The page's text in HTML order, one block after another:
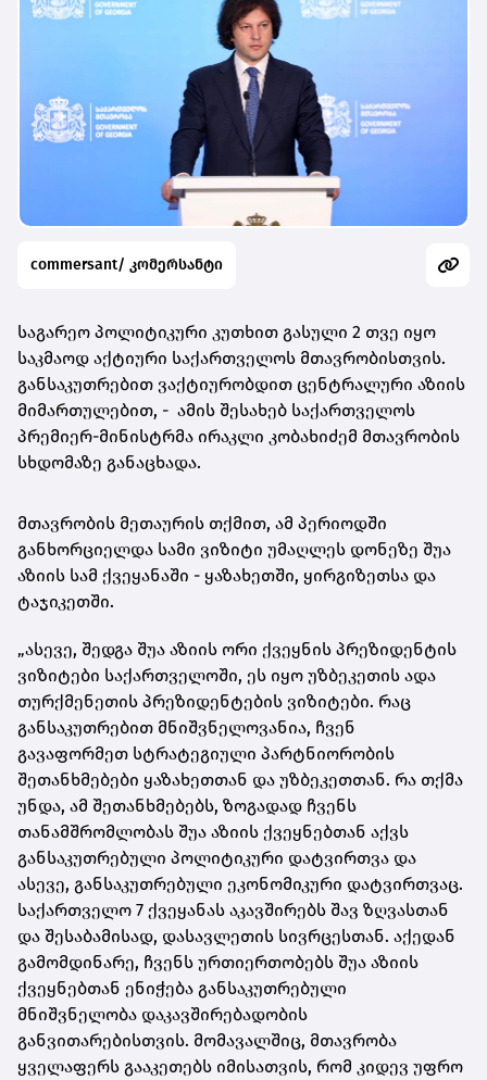
commersant/ კომერსანტი
საგარეო პოლიტიკური კუთხით გასული 2 თვე იყო
საკმაოდ აქტიური საქართველოს მთავრობისთვის.
განსაკუთრებით ვაქტიურობდით ცენტრალური აზიის
მიმართულებით, - ამის შესახებ საქართველოს
პრემიერ-მინისტრმა ირაკლი კობახიძემ მთავრობის
სხდომაზე განაცხადა.
მთავრობის მეთაურის თქმით, ამ პერიოდში
განხორციელდა სამი ვიზიტი უმაღლეს დონეზე შუა
აზიის სამ ქვეყანაში - ყაზახეთში, ყირგიზეთსა და
ტაჯიკეთში.
„ასევე, შედგა შუა აზიის ორი ქვეყნის პრეზიდენტის
ვიზიტები საქართველოში, ეს იყო უზბეკეთის ადა
თურქმენეთის პრეზიდენტების ვიზიტები. რაც
განსაკუთრებით მნიშვნელოვანია, ჩვენ
გავაფორმეთ სტრატეგიული პარტნიორობის
შეთანხმებები ყაზახეთთან და უზბეკეთთან. რა თქმა
უნდა, ამ შეთანხმებებს, ზოგადად ჩვენს
თანამშრომლობას შუა აზიის ქვეყნებთან აქვს
განსაკუთრებული პოლიტიკური დატვირთვა და
ასევე, განსაკუთრებული ეკონომიკური დატვირთვაც.
საქართველო 7 ქვეყანას აკავშირებს შავ ზღვასთან
და შესაბამისად, დასავლეთის სივრცესთან. აქედან
გამომდინარე, ჩვენს ურთიერთობებს შუა აზიის
ქვეყნებთან ენიჭება განსაკუთრებული
მნიშვნელობა დაკავშირებადობის
განვითარებისთვის. მომავალშიც, მთავრობა
ყველაფერს გააკეთებს იმისათვის, რომ კიდევ უფრო